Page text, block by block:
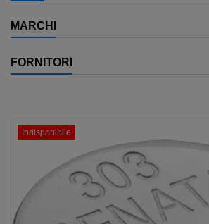
MARCHI
FORNITORI
Indisponibile